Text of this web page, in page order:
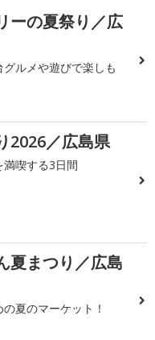
ーの夏祭り／広
ルメや遊びで楽しも
2026／広島県
喫する3日間
夏まつり／広島
夏のマーケット！